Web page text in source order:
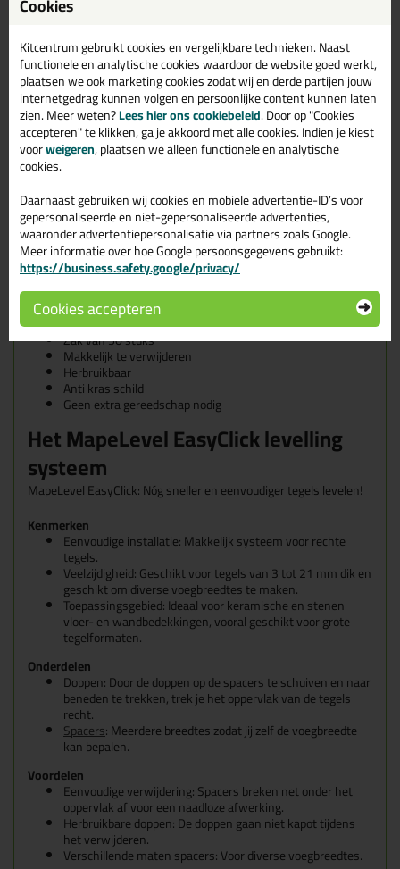
Wanneer gebruik je de MapeLevel EasyClick Doppen?
Je gebruikt deze doppen wanneer je gebruik maakt van het
EasyClick tegel levelling systeem van Mapei. Dit is een systeem
voor het eenvoudig en snel vlak aanbrengen van keramische
vloer- en wandtegels en natuursteen. Deze doppen plaats je op de
eerder geplaatste spacers, om ze vervolgens naar beneden te
drukken en tot slot een klein beetje aan te draaien. Hierdoor
komen de tegels op een gelijk niveau. Kijk vooral ook naar de video
die we hebben toegevoegd! Hier zie je duidelijk hoe dit werkt. Ook
kun je het stappenplan lezen dat we onder het kopje
'specificaties' hebben toegevoegd.
Tip: Wil je weten hoeveel je verbruikt? Kijk dan even in het
datablad onder het kopje 'specificaties'.
Kenmerken
Zak van 50 stuks
Makkelijk te verwijderen
Herbruikbaar
Anti kras schild
Geen extra gereedschap nodig
Het MapeLevel EasyClick levelling
systeem
MapeLevel EasyClick: Nóg sneller en eenvoudiger tegels levelen!
Kenmerken
Eenvoudige installatie: Makkelijk systeem voor rechte
tegels.
Veelzijdigheid: Geschikt voor tegels van 3 tot 21 mm dik en
geschikt om diverse voegbreedtes te maken.
Toepassingsgebied: Ideaal voor keramische en stenen
vloer- en wandbedekkingen, vooral geschikt voor grote
tegelformaten.
Onderdelen
Doppen: Door de doppen op de spacers te schuiven en naar
beneden te trekken, trek je het oppervlak van de tegels
recht.
Spacers: Meerdere breedtes zodat jij zelf de voegbreedte
kan bepalen.
Voordelen
Eenvoudige verwijdering: Spacers breken net onder het
oppervlak af voor een naadloze afwerking.
Herbruikbare doppen: De doppen gaan niet kapot tijdens
het verwijderen.
Verschillende maten spacers: Voor diverse voegbreedtes.
Kitcentrum gebruikt cookies en vergelijkbare technieken. Naast
functionele en analytische cookies waardoor de website goed werkt,
plaatsen we ook marketing cookies zodat wij en derde partijen jouw
internetgedrag kunnen volgen en persoonlijke content kunnen laten
zien. Meer weten?Lees hier ons cookiebeleid. Door op "Cookies
accepteren" te klikken, ga je akkoord met alle cookies. Indien je kiest
voorweigeren, plaatsen we alleen functionele en analytische
cookies.
Daarnaast gebruiken wij cookies en mobiele advertentie-ID’s voor
gepersonaliseerde en niet-gepersonaliseerde advertenties,
waaronder advertentiepersonalisatie via partners zoals Google.
Meer informatie over hoe Google persoonsgegevens gebruikt:
https://business.safety.google/privacy/
Cookies accepteren